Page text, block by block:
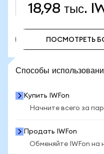
18,98 тыс.
ПОСМОТРЕТЬ
Способы
Купить IWFon
Начните всего за
Продать IWFon
Обменяйте IWFon на